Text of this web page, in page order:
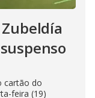
Zubeldía
cartão do
feira (19)